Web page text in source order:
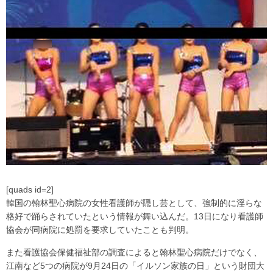
[quads id=2]
韓国の翰林聖心病院の女性看護師が隠し芸として、強制的に淫らな
格好で踊らされていたという情報が舞い込んだ。13日になり看護師
協会が同病院に処罰を要求していたことも判明。
また看護協会保健福祉部の調査によると翰林聖心病院だけでなく、
江南など5つの病院が9月24日の「イルソン家族の日」という財団大